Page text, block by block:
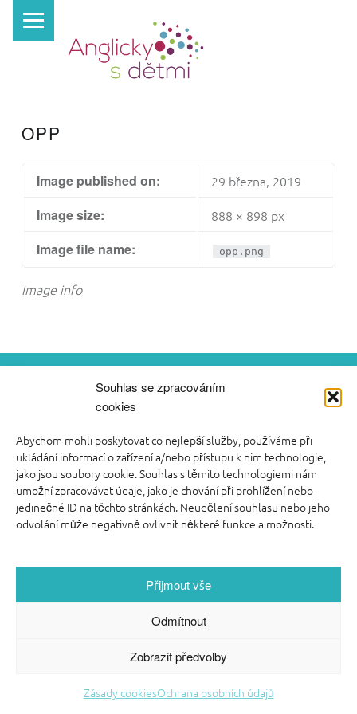
Souhlas se zpracováním
cookies
Abychom mohli poskytovat co nejlepší služby, používáme při
ukládání informací o zařízení a/nebo přístupu k nim technologie,
jako jsou soubory cookie. Souhlas s těmito technologiemi nám
umožní zpracovávat údaje, jako je chování při prohlížení nebo
jedinečné ID na těchto stránkách. Neudělení souhlasu nebo jeho
odvolání může negativně ovlivnit některé funkce a možnosti.
Přijmout vše
Odmítnout
Zobrazit předvolby
Zásady cookiesOchrana osobních údajů
K
S
D
video kurzy pro rodiče
OPP
Image info
Image published on: 29 března, 2019
Image size: 888 × 898 px
Image file name: opp.png
© 2026 English With Kids s.r.o.|Blog Anglickysdetmi.cz|
Všechna práva vyhrazena.|Podmínky použití|O WordPress
se staráSoftmedia|Back to top ↑